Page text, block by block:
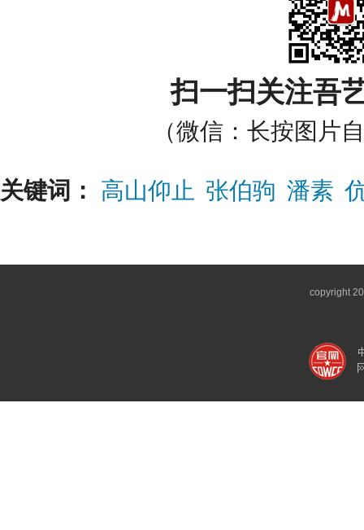
扫一扫关注吾
（微信：长按图片
关键词： 高山仰止 张伯驹 潘素
copyright